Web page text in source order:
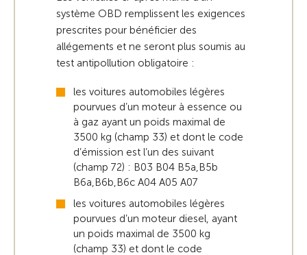
système OBD remplissent les exigences
prescrites pour bénéficier des
allégements et ne seront plus soumis au
test antipollution obligatoire :
les voitures automobiles légères
pourvues d’un moteur à essence ou
à gaz ayant un poids maximal de
3500 kg (champ 33) et dont le code
d’émission est l’un des suivant
(champ 72) : B03 B04 B5a,B5b
B6a,B6b,B6c A04 A05 A07
les voitures automobiles légères
pourvues d’un moteur diesel, ayant
un poids maximal de 3500 kg
(champ 33) et dont le code